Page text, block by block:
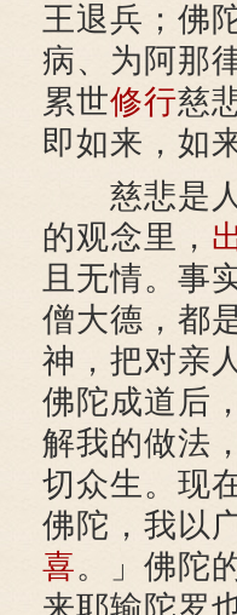
王退兵；佛
病、为阿那
累世修行慈
即如来，如
慈悲是人
的观念里，
且无情。事
僧大德，都
神，把对亲
佛陀成道后
解我的做法
切众生。现
佛陀，我以
喜。」佛陀
来耶输陀罗